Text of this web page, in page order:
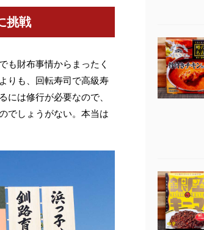
挑戦
も財布事情からまったく
りも、回転寿司で高級寿
は修行が必要なので、
でしょうがない。本当は